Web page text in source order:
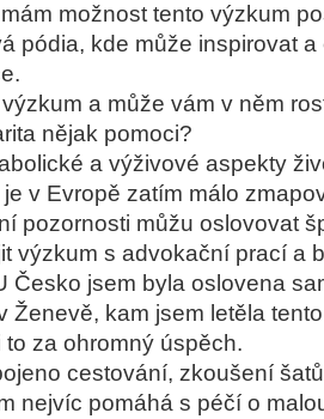
možnost tento výzkum
pódia, kde může inspirovat a
a může vám v něm
nějak pomoci?
a výživové aspekty
v Evropě zatím málo
pozornosti můžu oslovovat
výzkum s advokační prací a
Česko jsem byla oslovena
Ženevě, kam jsem letěla
za ohromný úspěch.
cestování, zkoušení
nejvíc pomáhá s péčí o